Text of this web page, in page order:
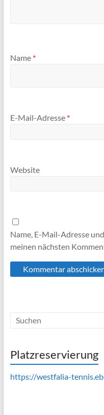
Name *
E-Mail-Adresse *
Website
Name, E-Mail-Adresse
meinen nächsten
Platzreservierung
https://westfalia-